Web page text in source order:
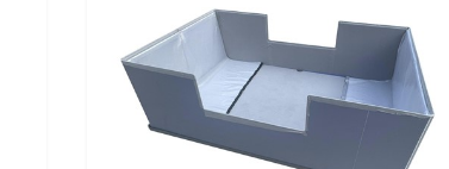
折叠可循环使用，围板尺寸
厚度可定制，环保pp聚丙
烯材质，尺寸，颜色，可定
制 应用行业：汽车行业 电